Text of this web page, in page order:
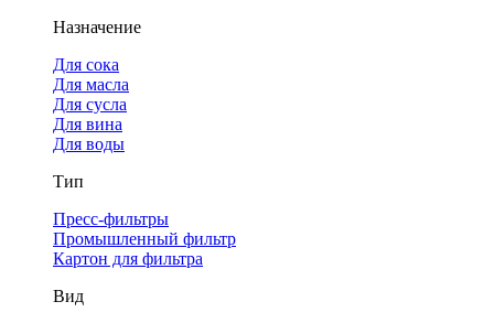
Назначение
Для сока
Для масла
Для сусла
Для вина
Для воды
Тип
Пресс-фильтры
Промышленный фильтр
Картон для фильтра
Вид